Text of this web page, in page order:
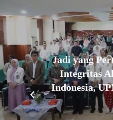
Jadi yang
Integritas
Indonesia,